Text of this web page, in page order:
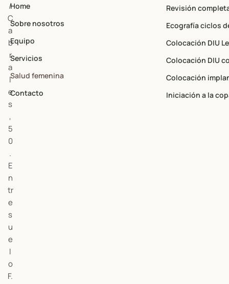
/
C
a
b
r
a
l
e
s
,
5
0
.
E
n
tr
e
s
u
e
l
o
F.
Home
Sobre nosotros
Equipo
Servicios
Salud femenina
Contacto
Revisión
Ecografía ciclos
Colocación DIU
Colocación DIU
Colocación
Iniciación a la